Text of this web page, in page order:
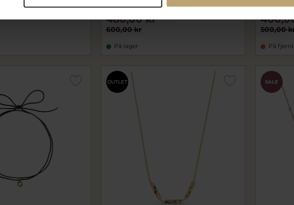
ecN146G
600,00 kr
480,00 kr
På lager
500,00
På
OUTLET SALE